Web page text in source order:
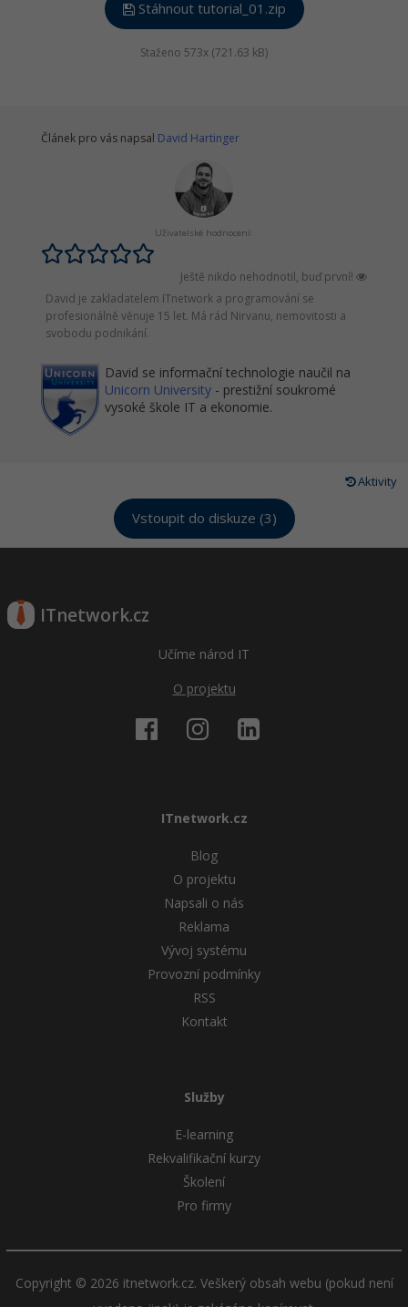
Stáhnout tutorial_01.zip
Staženo 573x (721.63 kB)
Článek pro vás napsal David Hartinger
Uživatelské hodnocení:
Ještě nikdo nehodnotil, buď první!
David je zakladatelem ITnetwork a programování se
profesionálně věnuje 15 let. Má rád Nirvanu, nemovitosti a
svobodu podnikání.
David se informační technologie naučil na
Unicorn University - prestižní soukromé
vysoké škole IT a ekonomie.
Aktivity
Vstoupit do diskuze (3)
ITnetwork.cz
Učíme národ IT
O projektu
ITnetwork.cz
Blog
O projektu
Napsali o nás
Reklama
Vývoj systému
Provozní podmínky
RSS
Kontakt
Služby
E-learning
Rekvalifikační kurzy
Školení
Pro firmy
Copyright © 2026 itnetwork.cz. Veškerý obsah webu (pokud není